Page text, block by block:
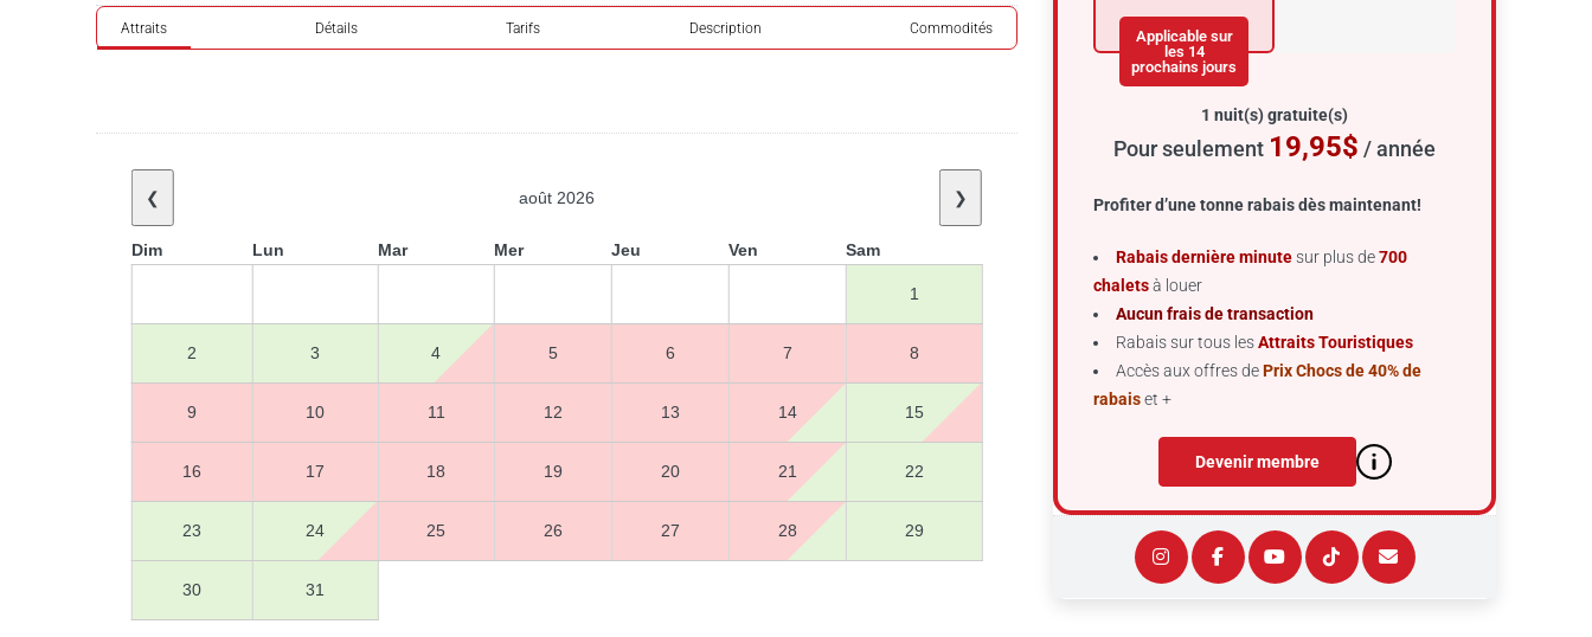
Attraits Détails Tarifs Description Commodités
❮ août 2026 ❯
Dim Lun Mar Mer Jeu Ven Sam
1
2 3 4 5 6 7 8
9 10 11 12 13 14 15
16 17 18 19 20 21 22
23 24 25 26 27 28 29
30 31
Applicable sur
les 14
prochains jours
1 nuit(s) gratuite(s)
Pour seulement 19,95$ / année
Profiter d’une tonne rabais dès maintenant!
Rabais dernière minutesur plus de700
chaletsà louer
Aucun frais de transaction
Rabais sur tous lesAttraits Touristiques
Accès aux offres dePrix Chocs de 40% de
rabaiset +
Devenir membre